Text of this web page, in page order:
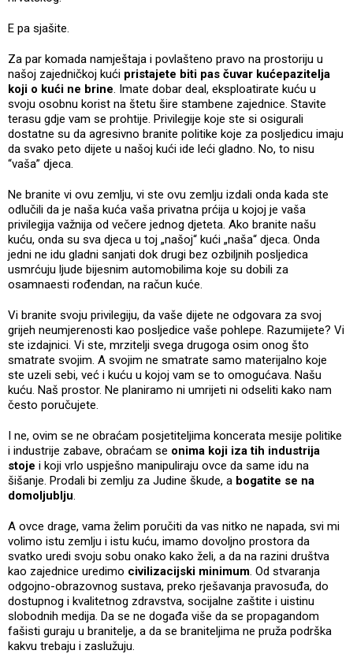
E pa sjašite.
Za par komada namještaja i povlašteno pravo na prostoriju u
našoj zajedničkoj kući pristajete biti pas čuvar kućepazitelja
koji o kući ne brine. Imate dobar deal, eksploatirate kuću u
svoju osobnu korist na štetu šire stambene zajednice. Stavite
terasu gdje vam se prohtije. Privilegije koje ste si osigurali
dostatne su da agresivno branite politike koje za posljedicu imaju
da svako peto dijete u našoj kući ide leći gladno. No, to nisu
“vaša” djeca.
Ne branite vi ovu zemlju, vi ste ovu zemlju izdali onda kada ste
odlučili da je naša kuća vaša privatna prćija u kojoj je vaša
privilegija važnija od večere jednog djeteta. Ako branite našu
kuću, onda su sva djeca u toj „našoj“ kući „naša“ djeca. Onda
jedni ne idu gladni sanjati dok drugi bez ozbiljnih posljedica
usmrćuju ljude bijesnim automobilima koje su dobili za
osamnaesti rođendan, na račun kuće.
Vi branite svoju privilegiju, da vaše dijete ne odgovara za svoj
grijeh neumjerenosti kao posljedice vaše pohlepe. Razumijete? Vi
ste izdajnici. Vi ste, mrzitelji svega drugoga osim onog što
smatrate svojim. A svojim ne smatrate samo materijalno koje
ste uzeli sebi, već i kuću u kojoj vam se to omogućava. Našu
kuću. Naš prostor. Ne planiramo ni umrijeti ni odseliti kako nam
često poručujete.
I ne, ovim se ne obraćam posjetiteljima koncerata mesije politike
i industrije zabave, obraćam se onima koji iza tih industrija
stoje i koji vrlo uspješno manipuliraju ovce da same idu na
šišanje. Prodali bi zemlju za Judine škude, a bogatite se na
domoljublju.
A ovce drage, vama želim poručiti da vas nitko ne napada, svi mi
volimo istu zemlju i istu kuću, imamo dovoljno prostora da
svatko uredi svoju sobu onako kako želi, a da na razini društva
kao zajednice uredimo civilizacijski minimum. Od stvaranja
odgojno-obrazovnog sustava, preko rješavanja pravosuđa, do
dostupnog i kvalitetnog zdravstva, socijalne zaštite i uistinu
slobodnih medija. Da se ne događa više da se propagandom
fašisti guraju u branitelje, a da se braniteljima ne pruža podrška
kakvu trebaju i zaslužuju.